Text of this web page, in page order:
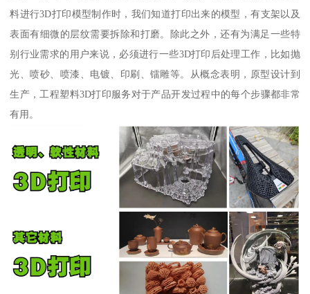
料进行3D打印模型制作时，我们知道打印出来的模型，有支架以及
表面有细微的层纹需要拆除和打磨。除此之外，还有为满足一些特
别行业需求的用户来说，必须进行一些3D打印后处理工作，比如抛
光、喷砂、喷漆、电镀、印刷、镭雕等。从概念表明，原型设计到
生产，工程塑料3D打印服务对于产品开发过程中的每个步骤都非常
有用。